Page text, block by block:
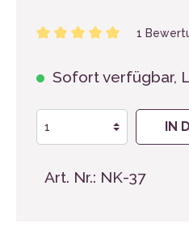
1
Sofort verfügbar,
IN
Art. Nr.: NK-37